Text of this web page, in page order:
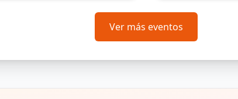
Ver más eventos